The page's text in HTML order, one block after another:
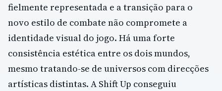
fielmente representada e a transição para o
novo estilo de combate não compromete a
identidade visual do jogo. Há uma forte
consistência estética entre os dois mundos,
mesmo tratando-se de universos com direcções
artísticas distintas. A Shift Up conseguiu